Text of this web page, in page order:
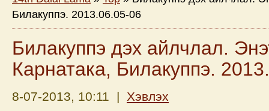
Билакуппэ. 2013.06.05-06
Билакуппэ дэх айлчлал.
Карнатака, Билакуппэ.
8-07-2013, 10:11 | Хэвлэх